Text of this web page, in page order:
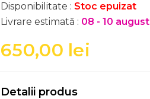
Disponibilitate : Stoc epuizat
Livrare estimată : 08 - 10 august
650,00 lei
Detalii produs